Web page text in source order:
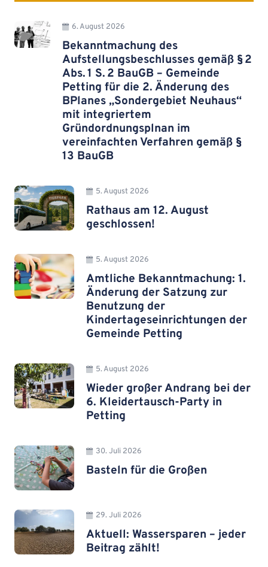
6. August 2026
Bekanntmachung des
Aufstellungsbeschlusses gemäß § 2
Abs. 1 S. 2 BauGB – Gemeinde
Petting für die 2. Änderung des
BPlanes „Sondergebiet Neuhaus“
mit integriertem
Gründordnungsplnan im
vereinfachten Verfahren gemäß §
13 BauGB
5. August 2026
Rathaus am 12. August
geschlossen!
5. August 2026
Amtliche Bekanntmachung: 1.
Änderung der Satzung zur
Benutzung der
Kindertageseinrichtungen der
Gemeinde Petting
5. August 2026
Wieder großer Andrang bei der
6. Kleidertausch-Party in
Petting
30. Juli 2026
Basteln für die Großen
29. Juli 2026
Aktuell: Wassersparen – jeder
Beitrag zählt!